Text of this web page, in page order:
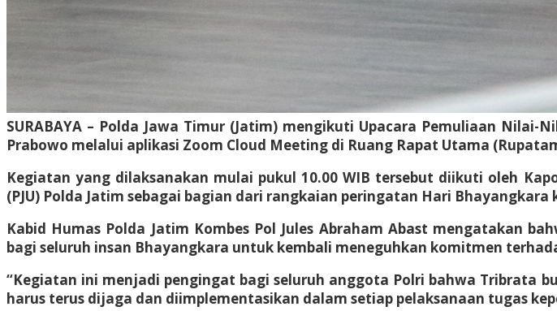
SURABAYA – Polda Jawa Timur (Jatim) mengikuti Upacara Pemuliaan
Prabowo melalui aplikasi Zoom Cloud Meeting di Ruang Rapat Utama
Kegiatan yang dilaksanakan mulai pukul 10.00 WIB tersebut diikuti oleh
(PJU) Polda Jatim sebagai bagian dari rangkaian peringatan Hari Bhayangkara
Kabid Humas Polda Jatim Kombes Pol Jules Abraham Abast mengatakan
bagi seluruh insan Bhayangkara untuk kembali meneguhkan komitmen
“Kegiatan ini menjadi pengingat bagi seluruh anggota Polri bahwa Tribrata
harus terus dijaga dan diimplementasikan dalam setiap pelaksanaan tugas